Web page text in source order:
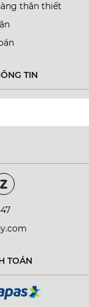
thân thiết
TIN
TOÁN